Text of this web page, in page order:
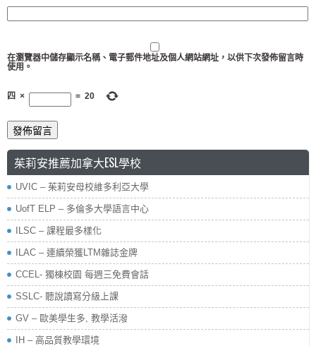
在瀏覽器中儲存顯示名稱、電子郵件地址及個人網站網址，以供下次發佈留言時
使用。
四 × = 20
茱莉安推薦加拿大ESL學校
UVIC – 茱莉安母校維多利亞大學
UofT ELP – 多倫多大學語言中心
ILSC – 課程最多樣化
ILAC – 連續榮獲LTM雜誌金牌
CCEL- 獨棟校園 每週三免費會話
SSLC- 聽說讀寫分級上課
GV – 歐美學生多, 教學活潑
IH – 高品質教學環境